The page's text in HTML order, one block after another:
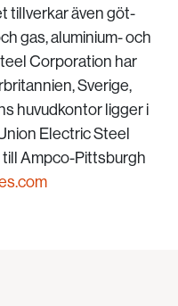
tillverkar även göt-
gas, aluminium- och
Corporation har
Sverige,
huvudkontor ligger i
Electric Steel
Ampco-Pittsburgh